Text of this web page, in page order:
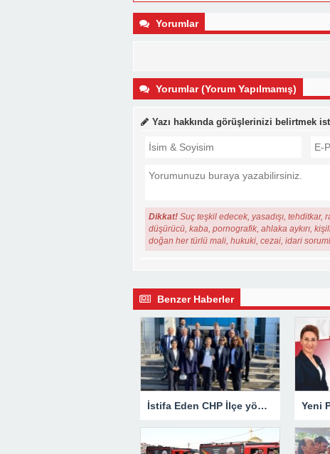
Yorumlar
Yorumlar (Yorum Yapılmamış)
Yazı hakkında görüşlerinizi belirtmek
Dikkat! Suç teşkil edecek, yasadışı, tehditkar,
düşürücü, kaba, pornografik, ahlaka aykırı,
doğan her türlü mali, hukuki, cezai, idari
Benzer Haberler
İstifa Eden CHP İlçe yönetiminden Açıklama